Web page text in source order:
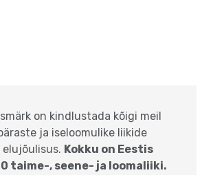
on kindlustada kõigi meil
ja iseloomulike liikide
Kokku on Eestis
taime-, seene- ja loomaliiki.